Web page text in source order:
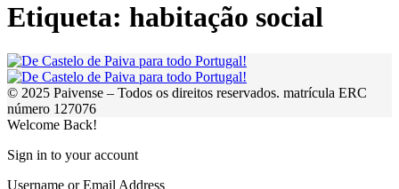
Etiqueta: habitação social
© 2025 Paivense – Todos os direitos reservados. matrícula ERC
número 127076
Welcome Back!
Sign in to your account
Username or Email Address